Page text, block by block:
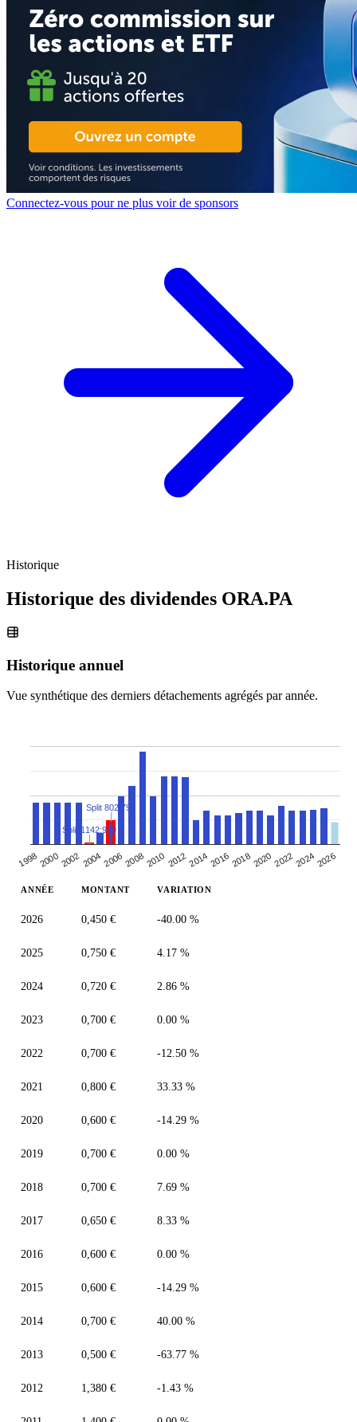
Connectez-vous pour ne plus voir de sponsors
Historique
Historique des dividendes ORA.PA
Historique annuel
Vue synthétique des derniers détachements agrégés par année.
1998200020022004200620082010 20122014201620182020202220242026
Split 1142:989
Split 802:799
ANNÉE MONTANT VARIATION
2026 0,450 € -40.00 %
2025 0,750 € 4.17 %
2024 0,720 € 2.86 %
2023 0,700 € 0.00 %
2022 0,700 € -12.50 %
2021 0,800 € 33.33 %
2020 0,600 € -14.29 %
2019 0,700 € 0.00 %
2018 0,700 € 7.69 %
2017 0,650 € 8.33 %
2016 0,600 € 0.00 %
2015 0,600 € -14.29 %
2014 0,700 € 40.00 %
2013 0,500 € -63.77 %
2012 1,380 € -1.43 %